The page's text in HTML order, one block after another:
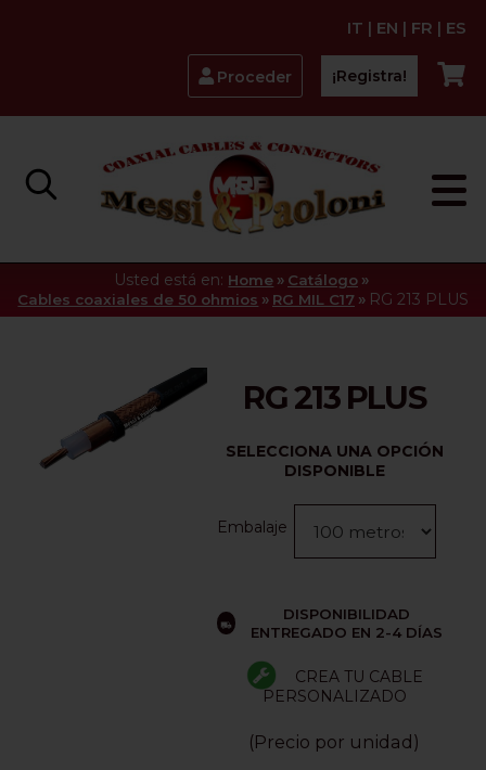
IT | EN | FR | ES
Proceder ¡Registra!
Usted está en: Home » Catálogo »
Cables coaxiales de 50 ohmios » RG MIL C17 » RG 213 PLUS
RG 213 PLUS
SELECCIONA UNA OPCIÓN
DISPONIBLE
Embalaje
DISPONIBILIDAD
ENTREGADO EN 2-4 DÍAS
CREA TU CABLE
PERSONALIZADO
(Precio por unidad)